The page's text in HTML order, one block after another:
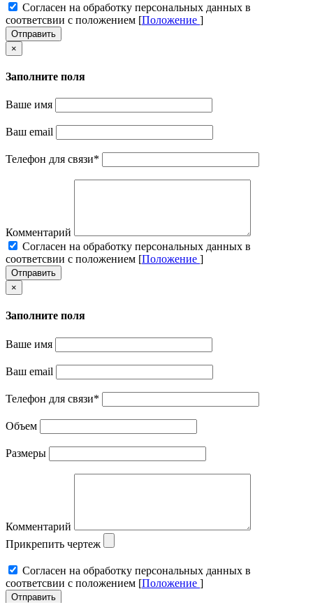
Cогласен на обработку персональных данных в
соответсвии с положением [Положение ]
Отправить
×
Заполните поля
Ваше имя
Ваш email
Телефон для связи*
Комментарий
Cогласен на обработку персональных данных в
соответсвии с положением [Положение ]
Отправить
×
Заполните поля
Ваше имя
Ваш email
Телефон для связи*
Объем
Размеры
Комментарий
Прикрепить чертеж
Cогласен на обработку персональных данных в
соответсвии с положением [Положение ]
Отправить